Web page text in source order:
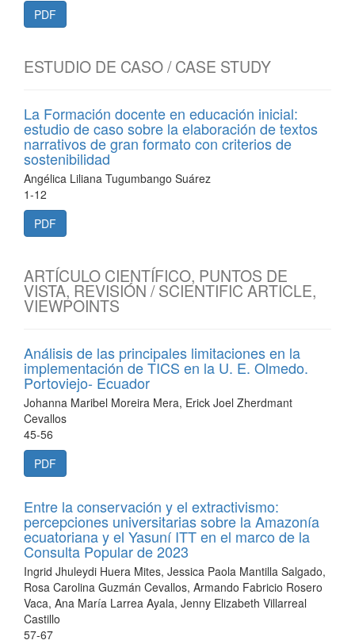
PDF
ESTUDIO DE CASO / CASE STUDY
La Formación docente en educación inicial:
estudio de caso sobre la elaboración de textos
narrativos de gran formato con criterios de
sostenibilidad
Angélica Liliana Tugumbango Suárez
1-12
PDF
ARTÍCULO CIENTÍFICO, PUNTOS DE
VISTA, REVISIÓN / SCIENTIFIC ARTICLE,
VIEWPOINTS
Análisis de las principales limitaciones en la
implementación de TICS en la U. E. Olmedo.
Portoviejo- Ecuador
Johanna Maribel Moreira Mera, Erick Joel Zherdmant
Cevallos
45-56
PDF
Entre la conservación y el extractivismo:
percepciones universitarias sobre la Amazonía
ecuatoriana y el Yasuní ITT en el marco de la
Consulta Popular de 2023
Ingrid Jhuleydi Huera Mites, Jessica Paola Mantilla Salgado,
Rosa Carolina Guzmán Cevallos, Armando Fabricio Rosero
Vaca, Ana María Larrea Ayala, Jenny Elizabeth Villarreal
Castillo
57-67